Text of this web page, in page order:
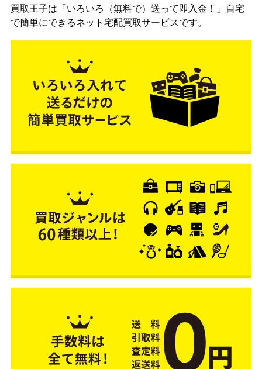
買取王子は「いろいろ（無料で）送って即入金！」自宅
で簡単にできるネット宅配買取サービスです。